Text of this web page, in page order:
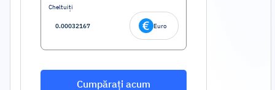
Cheltuiți
Euro
Cumpărați acum